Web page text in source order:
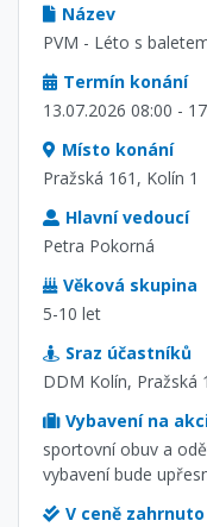
Název
PVM - Léto s
Termín konání
13.07.2026 08:00 -
Místo konání
Pražská 161, Kolín 1
Hlavní vedoucí
Petra Pokorná
Věková skupina
5-10 let
Sraz účastníků
DDM Kolín, Pražská
Vybavení na
sportovní obuv a
vybavení bude
V ceně zahrnuto